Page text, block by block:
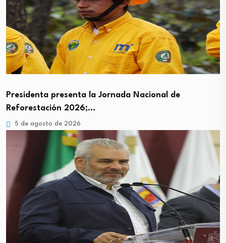
Presidenta presenta la Jornada Nacional de
Reforestación 2026;…
5 de agosto de 2026